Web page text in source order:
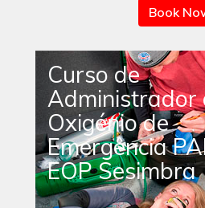
Book
Curso de
Administrador
Oxigénio de
Emergência
EOP Sesimbra